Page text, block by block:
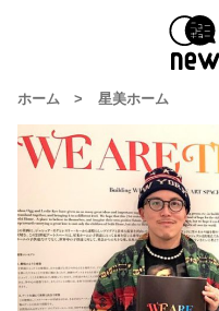
ホーム > 星美ホーム